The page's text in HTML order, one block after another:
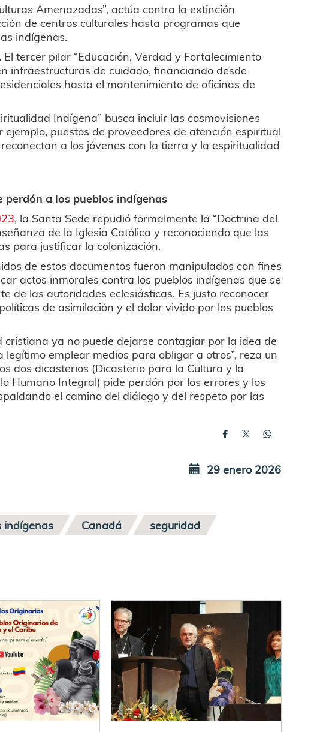
Amenazadas”, actúa contra la extinción
de centros culturales hasta programas que
indígenas.
tercer pilar “Educación, Verdad y Fortalecimiento
infraestructuras de cuidado, financiando desde
hasta el mantenimiento de oficinas de
Indígena” busca incluir las cosmovisiones
puestos de proveedores de atención espiritual
a los jóvenes con la tierra y la espiritualidad
perdón a los pueblos indígenas
, la Santa Sede repudió formalmente la “Doctrina del
de la Iglesia Católica y reconociendo que las
para justificar la colonización.
de estos documentos fueron manipulados con fines
actos inmorales contra los pueblos indígenas que se
de las autoridades eclesiásticas. Es justo reconocer
de asimilación y el dolor vivido por los pueblos
ya no puede dejarse contagiar por la idea de
emplear medios para obligar a otros”, reza un
dos dicasterios (Dicasterio para la Cultura y la
Humano Integral) pide perdón por los errores y los
el camino del diálogo y del respeto por las
29 enero 2026
indígenas Canadá seguridad